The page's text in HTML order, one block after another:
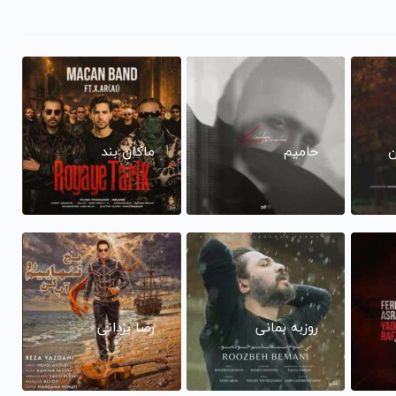
حامیم ماکان بند
روزبه بمانی رضا یزدانی